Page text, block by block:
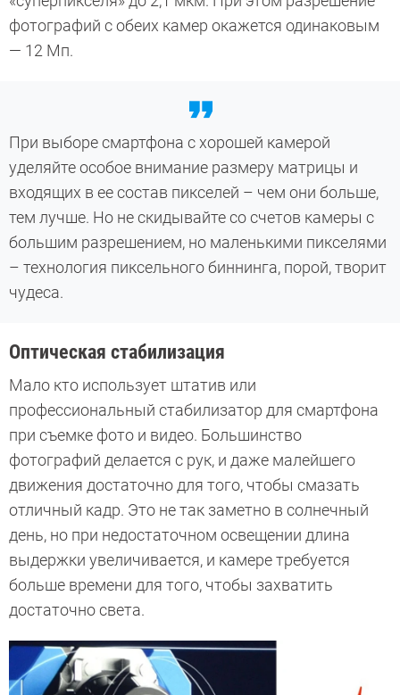
фотографий с обеих камер окажется одинаковым
— 12 Мп.
При выборе смартфона с хорошей камерой
уделяйте особое внимание размеру матрицы и
входящих в ее состав пикселей – чем они больше,
тем лучше. Но не скидывайте со счетов камеры с
большим разрешением, но маленькими пикселями
– технология пиксельного биннинга, порой, творит
чудеса.
Оптическая стабилизация
Мало кто использует штатив или
профессиональный стабилизатор для смартфона
при съемке фото и видео. Большинство
фотографий делается с рук, и даже малейшего
движения достаточно для того, чтобы смазать
отличный кадр. Это не так заметно в солнечный
день, но при недостаточном освещении длина
выдержки увеличивается, и камере требуется
больше времени для того, чтобы захватить
достаточно света.